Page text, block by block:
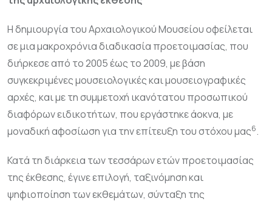
Η δημιουργία του Αρχαιολογικού Μουσείου οφείλεται
σε μια μακροχρόνια διαδικασία προετοιμασίας, που
διήρκεσε από το 2005 έως το 2009, με βάση
συγκεκριμένες μουσειολογικές και μουσειογραφικές
αρχές, και με τη συμμετοχή ικανότατου προσωπικού
διαφόρων ειδικοτήτων, που εργάστηκε άοκνα, με
μοναδική αφοσίωση για την επίτευξη του στόχου μας6.
Κατά τη διάρκεια των τεσσάρων ετών προετοιμασίας
της έκθεσης, έγινε επιλογή, ταξινόμηση και
ψηφιοποίηση των εκθεμάτων, σύνταξη της